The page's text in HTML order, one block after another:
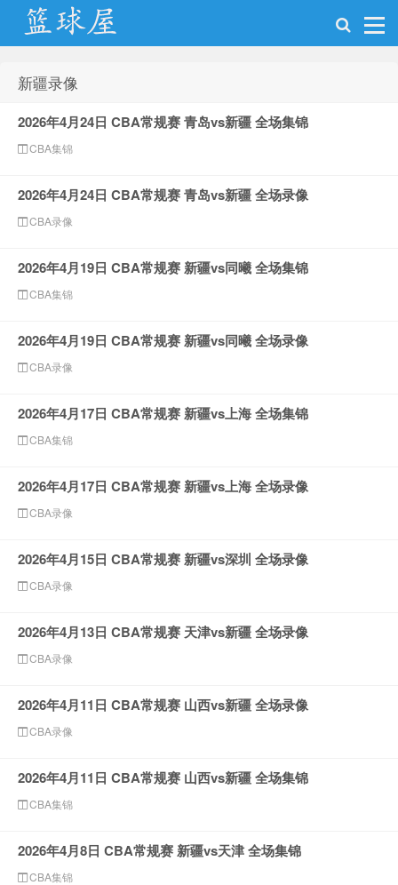
新疆录像
2026年4月24日 CBA常规赛 青岛vs新疆 全场集锦
CBA集锦
2026年4月24日 CBA常规赛 青岛vs新疆 全场录像
CBA录像
2026年4月19日 CBA常规赛 新疆vs同曦 全场集锦
CBA集锦
2026年4月19日 CBA常规赛 新疆vs同曦 全场录像
CBA录像
2026年4月17日 CBA常规赛 新疆vs上海 全场集锦
CBA集锦
2026年4月17日 CBA常规赛 新疆vs上海 全场录像
CBA录像
2026年4月15日 CBA常规赛 新疆vs深圳 全场录像
CBA录像
2026年4月13日 CBA常规赛 天津vs新疆 全场录像
CBA录像
2026年4月11日 CBA常规赛 山西vs新疆 全场录像
CBA录像
2026年4月11日 CBA常规赛 山西vs新疆 全场集锦
CBA集锦
2026年4月8日 CBA常规赛 新疆vs天津 全场集锦
CBA集锦